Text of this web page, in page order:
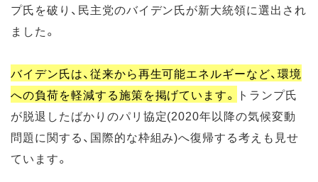
プ氏を破り、民主党のバイデン氏が新大統領に選出され
ました。
バイデン氏は、従来から再生可能エネルギーなど、環境
への負荷を軽減する施策を掲げています。 トランプ氏
が脱退したばかりのパリ協定(2020年以降の気候変動
問題に関する、国際的な枠組み)へ復帰する考えも見せ
ています。